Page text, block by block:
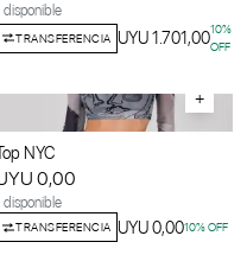
disponible
TRANSFERENCIA UYU 1.701,0010%
OFF
+
NYC
0,00
disponible
TRANSFERENCIA UYU 0,0010% OFF